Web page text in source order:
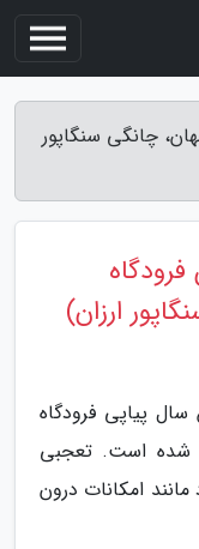
چانگی سنگاپور
ارزان)
پیاپی فرودگاه
شده است. تعجبی
مانند امکانات درون